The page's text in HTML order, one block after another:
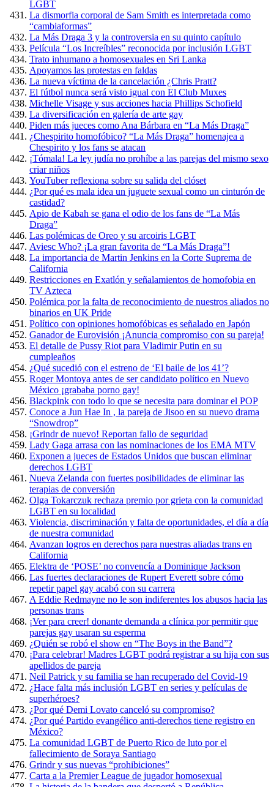
LGBT
La dismorfia corporal de Sam Smith es interpretada como
“cambiaformas”
La Más Draga 3 y la controversia en su quinto capítulo
Película “Los Increíbles” reconocida por inclusión LGBT
Trato inhumano a homosexuales en Sri Lanka
Apoyamos las protestas en faldas
La nueva víctima de la cancelación ¿Chris Pratt?
El fútbol nunca será visto igual con El Club Muxes
Michelle Visage y sus acciones hacia Phillips Schofield
La diversificación en galería de arte gay
Piden más jueces como Ana Bárbara en “La Más Draga”
¿Chespirito homofóbico? “La Más Draga” homenajea a
Chespirito y los fans se atacan
¡Tómala! La ley judía no prohíbe a las parejas del mismo sexo
criar niños
YouTuber reflexiona sobre su salida del clóset
¿Por qué es mala idea un juguete sexual como un cinturón de
castidad?
Apio de Kabah se gana el odio de los fans de “La Más
Draga”
Las polémicas de Oreo y su arcoiris LGBT
Aviesc Who? ¡La gran favorita de “La Más Draga”!
La importancia de Martin Jenkins en la Corte Suprema de
California
Restricciones en Exatlón y señalamientos de homofobia en
TV Azteca
Polémica por la falta de reconocimiento de nuestros aliados no
binarios en UK Pride
Político con opiniones homofóbicas es señalado en Japón
Ganador de Eurovisión ¡Anuncia compromiso con su pareja!
El detalle de Pussy Riot para Vladimir Putin en su
cumpleaños
¿Qué sucedió con el estreno de ‘El baile de los 41’?
Roger Montoya antes de ser candidato político en Nuevo
México ¡grababa porno gay!
Blackpink con todo lo que se necesita para dominar el POP
Conoce a Jun Hae In , la pareja de Jisoo en su nuevo drama
“Snowdrop”
¡Grindr de nuevo! Reportan fallo de seguridad
Lady Gaga arrasa con las nominaciones de los EMA MTV
Exponen a jueces de Estados Unidos que buscan eliminar
derechos LGBT
Nueva Zelanda con fuertes posibilidades de eliminar las
terapias de conversión
Olga Tokarczuk rechaza premio por grieta con la comunidad
LGBT en su localidad
Violencia, discriminación y falta de oportunidades, el día a día
de nuestra comunidad
Avanzan logros en derechos para nuestras aliadas trans en
California
Elektra de ‘POSE’ no convencía a Dominique Jackson
Las fuertes declaraciones de Rupert Everett sobre cómo
repetir papel gay acabó con su carrera
A Eddie Redmayne no le son indiferentes los abusos hacia las
personas trans
¡Ver para creer! donante demanda a clínica por permitir que
parejas gay usaran su esperma
¿Quién se robó el show en “The Boys in the Band”?
¡Para celebrar! Madres LGBT podrá registrar a su hija con sus
apellidos de pareja
Neil Patrick y su familia se han recuperado del Covid-19
¿Hace falta más inclusión LGBT en series y películas de
superhéroes?
¿Por qué Demi Lovato canceló su compromiso?
¿Por qué Partido evangélico anti-derechos tiene registro en
México?
La comunidad LGBT de Puerto Rico de luto por el
fallecimiento de Soraya Santiago
Grindr y sus nuevas “prohibiciones”
Carta a la Premier League de jugador homosexual